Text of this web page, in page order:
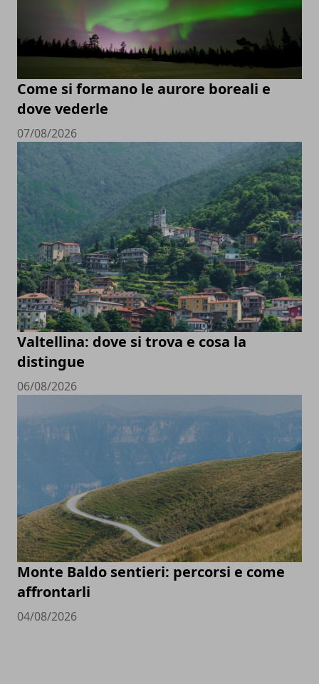
Come si formano le aurore boreali e
dove vederle
07/08/2026
Valtellina: dove si trova e cosa la
distingue
06/08/2026
Monte Baldo sentieri: percorsi e come
affrontarli
04/08/2026